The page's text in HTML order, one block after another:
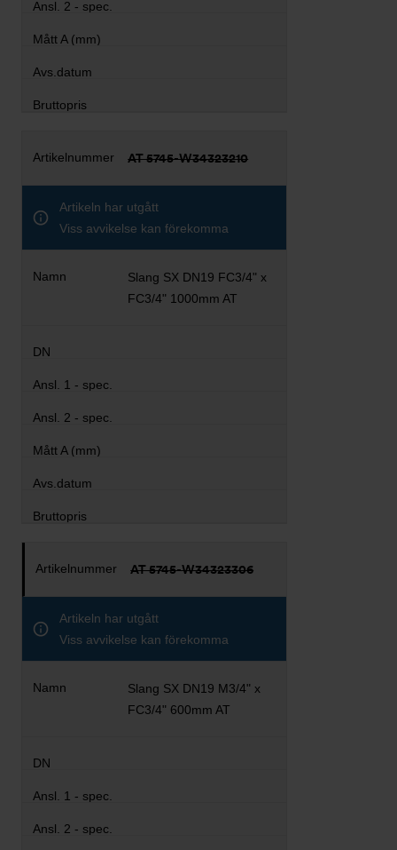
AT 5745-W34323210
Artikeln har utgått
Viss avvikelse kan förekomma
Slang SX DN19 FC3/4" x
FC3/4" 1000mm AT
AT 5745-W34323306
Artikeln har utgått
Viss avvikelse kan förekomma
Slang SX DN19 M3/4" x
FC3/4" 600mm AT